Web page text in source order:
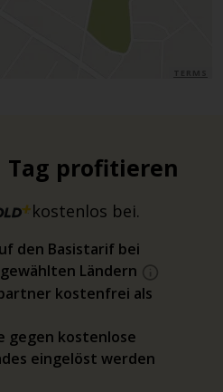
Tag profitieren
kostenlos bei.
den Basistarif bei
Ländern
kostenfrei als
gegen kostenlose
eingelöst werden